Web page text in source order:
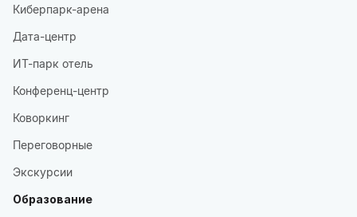
Киберпарк-арена
Дата-центр
ИТ-парк отель
Конференц-центр
Коворкинг
Переговорные
Экскурсии
Образование